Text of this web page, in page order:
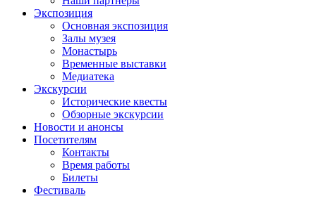
Экспозиция
Основная экспозиция
Залы музея
Монастырь
Временные выставки
Медиатека
Экскурсии
Исторические квесты
Обзорные экскурсии
Новости и анонсы
Посетителям
Контакты
Время работы
Билеты
Фестиваль